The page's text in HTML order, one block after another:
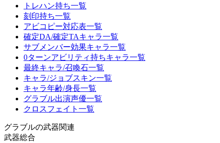
トレハン持ち一覧
刻印持ち一覧
アビコピー対応表一覧
確定DA/確定TAキャラ一覧
サブメンバー効果キャラ一覧
0ターンアビリティ持ちキャラ一覧
最終キャラ/召喚石一覧
キャラ/ジョブスキン一覧
キャラ年齢/身長一覧
グラブル出演声優一覧
クロスフェイト一覧
グラブルの武器関連
武器総合